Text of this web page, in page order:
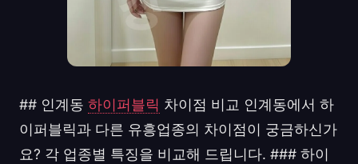
## 인계동 하이퍼블릭 차이점 비교 인계동에서 하
이퍼블릭과 다른 유흥업종의 차이점이 궁금하신가
요? 각 업종별 특징을 비교해 드립니다. ### 하이